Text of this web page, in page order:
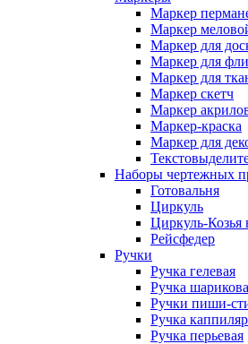
Маркер
Маркер
Маркер для
Маркер для
Маркер для
Маркер скетч
Маркер
Маркер-краска
Маркер для
Наборы чертежных
Готовальня
Циркуль
Циркуль-Козья
Рейсфедер
Ручки
Ручка гелевая
Ручка
Ручки пиши-
Ручка
Ручка перьевая